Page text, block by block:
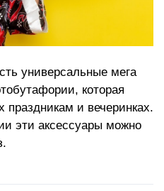
универсальные мега
которая
праздникам и вечеринках.
эти аксессуары можно